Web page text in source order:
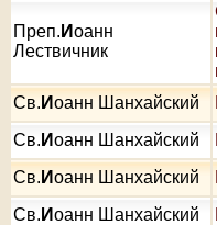
Преп. Иоанн
Лествичник
Св. Иоанн Шанхайский
Св. Иоанн Шанхайский
Св. Иоанн Шанхайский
Св. Иоанн Шанхайский